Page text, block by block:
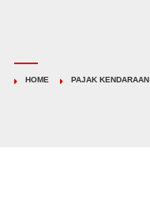
HOME PAJAK KENDARAAN